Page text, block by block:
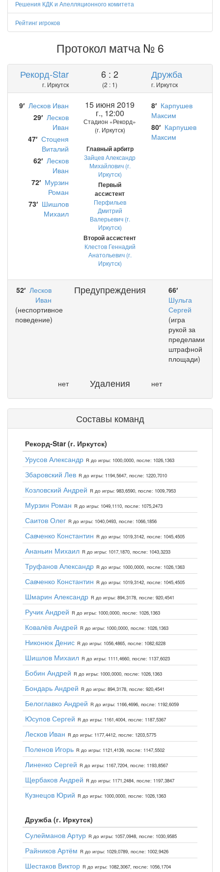
Решения КДК и Апелляционного комитета
Рейтинг игроков
Протокол матча № 6
Рекорд-Star
г. Иркутск
6 : 2
(2 : 1)
Дружба
г. Иркутск
9′ Лесков Иван
29′ Лесков
Иван
47′ Стоценя
Виталий
62′ Лесков
Иван
72′ Мурзин
Роман
73′ Шишлов
Михаил
15 июня 2019
г., 12:00
Стадион «Рекорд»
(г. Иркутск)
Главный арбитр
Зайцев Александр
Михайлович (г.
Иркутск)
Первый
ассистент
Перфильев
Дмитрий
Валерьевич (г.
Иркутск)
Второй ассистент
Клестов Геннадий
Анатольевич (г.
Иркутск)
8′ Карпушев
Максим
80′ Карпушев
Максим
52′ Лесков
Иван
(неспортивное
поведение)
Предупреждения
66′
Шульга
Сергей
(игра
рукой за
пределами
штрафной
площади)
нет Удаления нет
Составы команд
Рекорд-Star (г. Иркутск)
Урусов Александр R до игры: 1000,0000, после: 1026,1363
Збаровский Лев R до игры: 1194,5647, после: 1220,7010
Козловский Андрей R до игры: 983,6590, после: 1009,7953
Мурзин Роман R до игры: 1049,1110, после: 1075,2473
Саитов Олег R до игры: 1040,0493, после: 1066,1856
Савченко Константин R до игры: 1019,3142, после: 1045,4505
Ананьин Михаил R до игры: 1017,1870, после: 1043,3233
Труфанов Александр R до игры: 1000,0000, после: 1026,1363
Савченко Константин R до игры: 1019,3142, после: 1045,4505
Шмарин Александр R до игры: 894,3178, после: 920,4541
Ручик Андрей R до игры: 1000,0000, после: 1026,1363
Ковалёв Андрей R до игры: 1000,0000, после: 1026,1363
Никонюк Денис R до игры: 1056,4865, после: 1082,6228
Шишлов Михаил R до игры: 1111,4660, после: 1137,6023
Бобин Андрей R до игры: 1000,0000, после: 1026,1363
Бондарь Андрей R до игры: 894,3178, после: 920,4541
Белоглавко Андрей R до игры: 1166,4696, после: 1192,6059
Юсупов Сергей R до игры: 1161,4004, после: 1187,5367
Лесков Иван R до игры: 1177,4412, после: 1203,5775
Поленов Игорь R до игры: 1121,4139, после: 1147,5502
Линенко Сергей R до игры: 1167,7204, после: 1193,8567
Щербаков Андрей R до игры: 1171,2484, после: 1197,3847
Кузнецов Юрий R до игры: 1000,0000, после: 1026,1363
Дружба (г. Иркутск)
Сулейманов Артур R до игры: 1057,0948, после: 1030,9585
Райников Артём R до игры: 1029,0789, после: 1002,9426
Шестаков Виктор R до игры: 1082,3067, после: 1056,1704